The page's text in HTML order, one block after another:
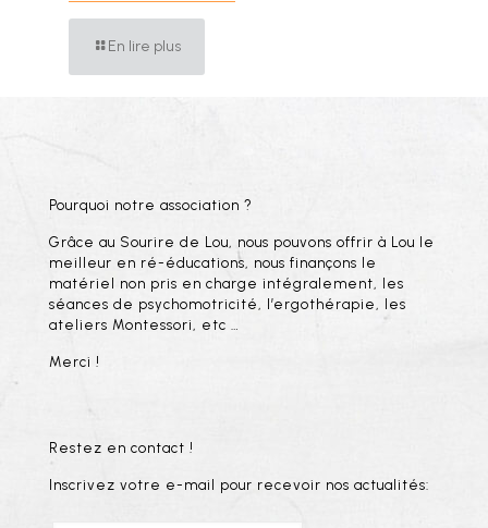
En lire plus
Pourquoi notre association ?
Grâce au Sourire de Lou, nous pouvons offrir à Lou le
meilleur en ré-éducations, nous finançons le
matériel non pris en charge intégralement, les
séances de psychomotricité, l’ergothérapie, les
ateliers Montessori, etc …
Merci !
Restez en contact !
Inscrivez votre e-mail pour recevoir nos actualités: